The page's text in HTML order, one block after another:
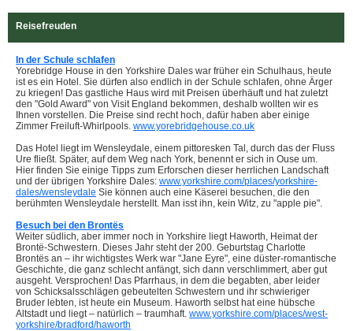
Reisefreuden
In der Schule schlafen
Yorebridge House in den Yorkshire Dales war früher ein Schulhaus, heute
ist es ein Hotel. Sie dürfen also endlich in der Schule schlafen, ohne Ärger
zu kriegen! Das gastliche Haus wird mit Preisen überhäuft und hat zuletzt
den "Gold Award" von Visit England bekommen, deshalb wollten wir es
Ihnen vorstellen. Die Preise sind recht hoch, dafür haben aber einige
Zimmer Freiluft-Whirlpools. www.yorebridgehouse.co.uk
Das Hotel liegt im Wensleydale, einem pittoresken Tal, durch das der Fluss
Ure fließt. Später, auf dem Weg nach York, benennt er sich in Ouse um.
Hier finden Sie einige Tipps zum Erforschen dieser herrlichen Landschaft
und der übrigen Yorkshire Dales: www.yorkshire.com/places/yorkshire-
dales/wensleydale Sie können auch eine Käserei besuchen, die den
berühmten Wensleydale herstellt. Man isst ihn, kein Witz, zu "apple pie".
Besuch bei den Brontës
Weiter südlich, aber immer noch in Yorkshire liegt Haworth, Heimat der
Brontë-Schwestern. Dieses Jahr steht der 200. Geburtstag Charlotte
Brontës an – ihr wichtigstes Werk war "Jane Eyre", eine düster-romantische
Geschichte, die ganz schlecht anfängt, sich dann verschlimmert, aber gut
ausgeht. Versprochen! Das Pfarrhaus, in dem die begabten, aber leider
von Schicksalsschlägen gebeutelten Schwestern und ihr schwieriger
Bruder lebten, ist heute ein Museum. Haworth selbst hat eine hübsche
Altstadt und liegt – natürlich – traumhaft. www.yorkshire.com/places/west-
yorkshire/bradford/haworth